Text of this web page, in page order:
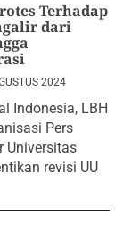
Terhadap
dari
2024
Indonesia, LBH
Pers
Universitas
revisi UU